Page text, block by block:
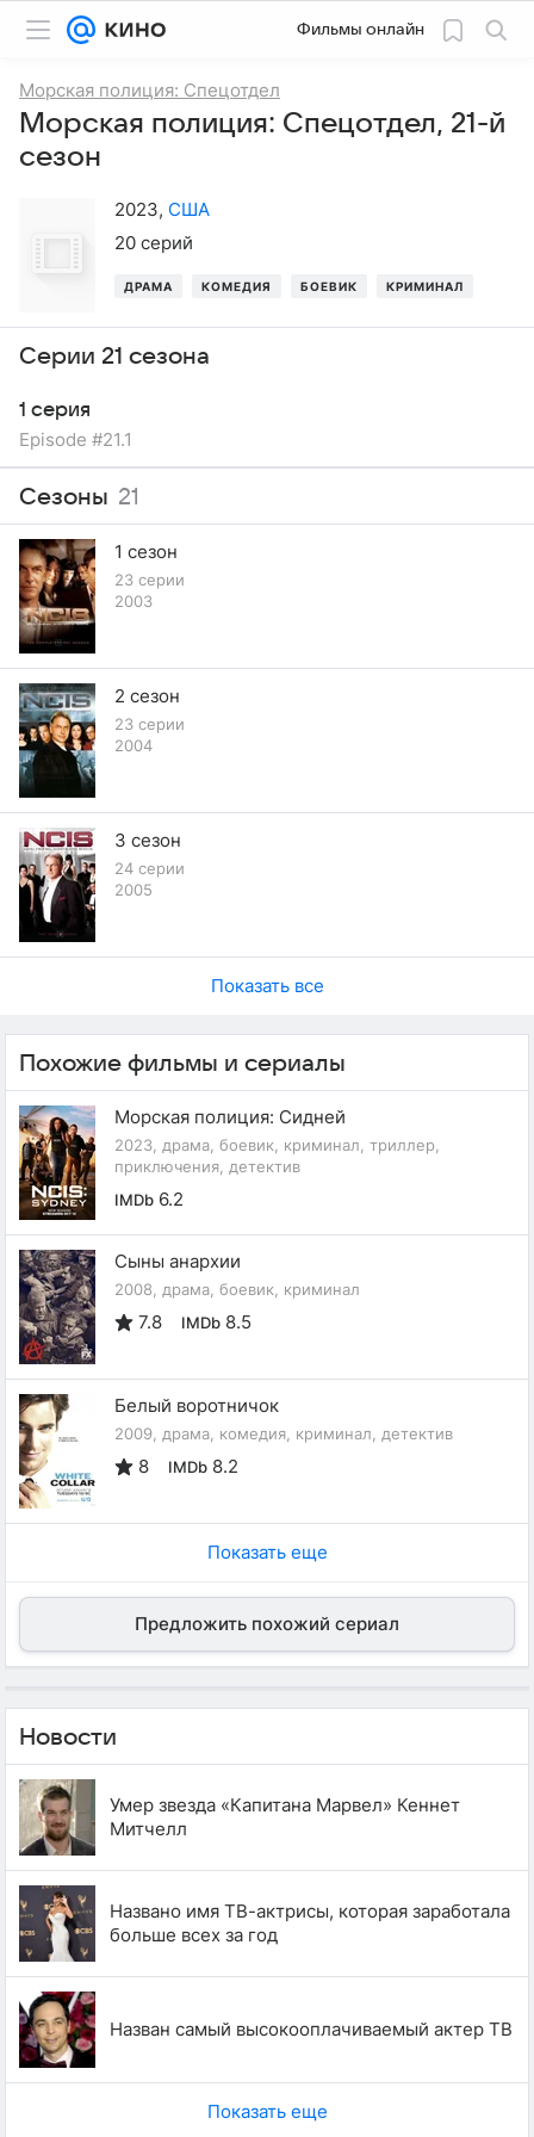
Фильмы онлайн
Морская полиция: Спецотдел
Морская полиция: Спецотдел, 21-й
сезон
2023, США
20 серий
ДРАМА КОМЕДИЯ БОЕВИК КРИМИНАЛ
Серии 21 сезона
1 серия
Episode #21.1
Сезоны 21
1 сезон
23 серии
2003
2 сезон
23 серии
2004
3 сезон
24 серии
2005
Показать все
Похожие фильмы и сериалы
Морская полиция: Сидней
2023, драма, боевик, криминал, триллер,
приключения, детектив
IMDb 6.2
Сыны анархии
2008, драма, боевик, криминал
7.8 IMDb 8.5
Белый воротничок
2009, драма, комедия, криминал, детектив
8 IMDb 8.2
Показать еще
Предложить похожий сериал
Новости
Умер звезда «Капитана Марвел» Кеннет
Митчелл
Названо имя ТВ-актрисы, которая заработала
больше всех за год
Назван самый высокооплачиваемый актер ТВ
Показать еще